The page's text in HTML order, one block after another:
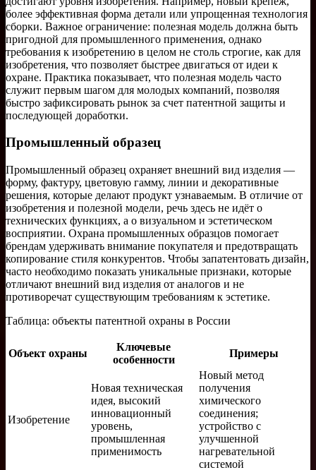
более эффективная форма детали или упрощенная технология
сборки. Важное ограничение: полезная модель должна быть
пригодной для промышленного применения, однако
требования к изобретению в целом не столь строгие, как для
изобретения, что позволяет быстрее двигаться от идеи к
охране. Практика показывает, что полезная модель часто
служит первым шагом для молодых компаний, позволяя
быстро зафиксировать рынок за счет патентной защиты и
последующей доработки.
Промышленный образец
Промышленный образец охраняет внешний вид изделия —
форму, фактуру, цветовую гамму, линии и декоративные
решения, которые делают продукт узнаваемым. В отличие от
изобретения и полезной модели, речь здесь не идёт о
технических функциях, а о визуальном и эстетическом
восприятии. Охрана промышленных образцов помогает
брендам удерживать внимание покупателя и предотвращать
копирование стиля конкурентов. Чтобы запатентовать дизайн,
часто необходимо показать уникальные признаки, которые
отличают внешний вид изделия от аналогов и не
противоречат существующим требованиям к эстетике.
Таблица: объекты патентной охраны в России
Объект охраны
Ключевые
особенности
Примеры
Изобретение
Новая техническая
идея, высокий
инновационный
уровень,
промышленная
применимость
Новый метод
получения
химического
соединения;
устройство с
улучшенной
нагревательной
системой